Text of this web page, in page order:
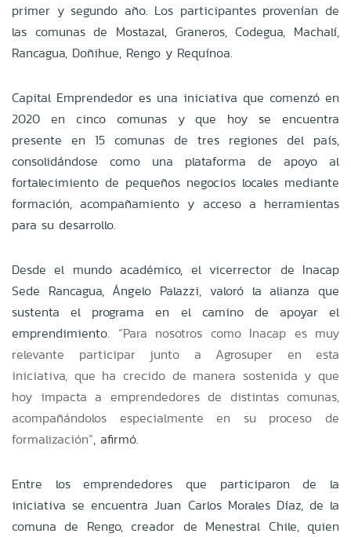
primer y segundo año. Los participantes provenían de
las comunas de Mostazal, Graneros, Codegua, Machalí,
Rancagua, Doñihue, Rengo y Requínoa.
Capital Emprendedor es una iniciativa que comenzó en
2020 en cinco comunas y que hoy se encuentra
presente en 15 comunas de tres regiones del país,
consolidándose como una plataforma de apoyo al
fortalecimiento de pequeños negocios locales mediante
formación, acompañamiento y acceso a herramientas
para su desarrollo.
Desde el mundo académico, el vicerrector de Inacap
Sede Rancagua, Ángelo Palazzi, valoró la alianza que
sustenta el programa en el camino de apoyar el
emprendimiento. “Para nosotros como Inacap es muy
relevante participar junto a Agrosuper en esta
iniciativa, que ha crecido de manera sostenida y que
hoy impacta a emprendedores de distintas comunas,
acompañándolos especialmente en su proceso de
formalización”, afirmó.
Entre los emprendedores que participaron de la
iniciativa se encuentra Juan Carlos Morales Díaz, de la
comuna de Rengo, creador de Menestral Chile, quien